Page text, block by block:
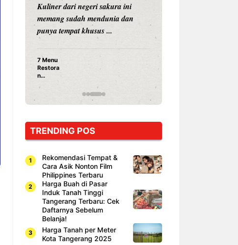
Kuliner dari negeri sakura ini
memang sudah mendunia dan
punya tempat khusus ...
7 Menu
Restora
n
yang
Dicoba,
Cuma
Sushi!
TRENDING POS
Rekomendasi Tempat &
Cara Asik Nonton Film
Philippines Terbaru
Harga Buah di Pasar
Induk Tanah Tinggi
Tangerang Terbaru: Cek
Daftarnya Sebelum
Belanja!
Harga Tanah per Meter
Kota Tangerang 2025